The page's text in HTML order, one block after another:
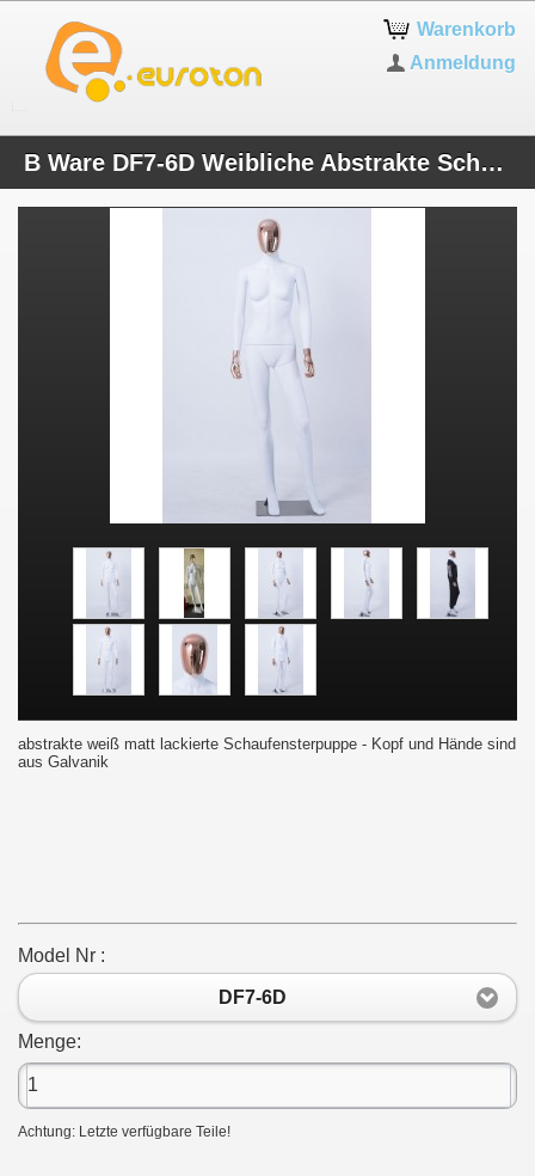
Warenkorb
Anmeldung
B Ware DF7-6D Weibliche Abstrakte Schaufensterpuppe Galvanik Kopf Hände weiß
abstrakte weiß matt lackierte Schaufensterpuppe - Kopf und Hände sind
aus Galvanik
Model Nr :
DF7-6D
Menge:
Achtung: Letzte verfügbare Teile!